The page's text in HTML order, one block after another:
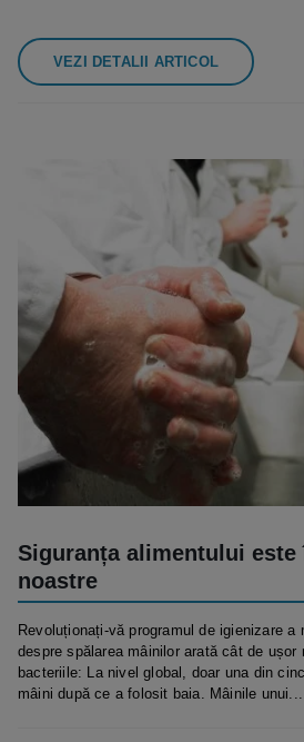
VEZI DETALII ARTICOL
Siguranța alimentului
noastre
Revoluționați-vă programul de igienizare a
despre spălarea mâinilor arată cât de ușor
bacteriile: La nivel global, doar una din
mâini după ce a folosit baia. Mâinile unui...